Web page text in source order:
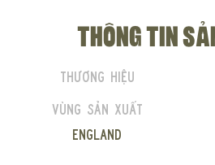
THÔNG TIN
Thương hiệu
Vùng sản xuất
England